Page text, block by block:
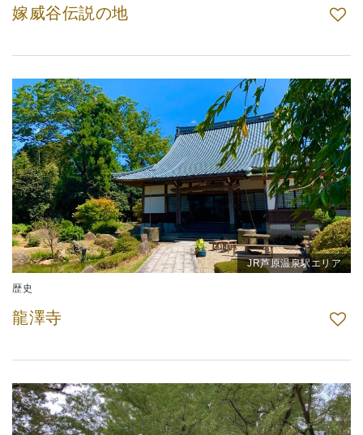
嫁威谷伝説の地
JR芦原温泉駅エリア
歴史
龍澤寺